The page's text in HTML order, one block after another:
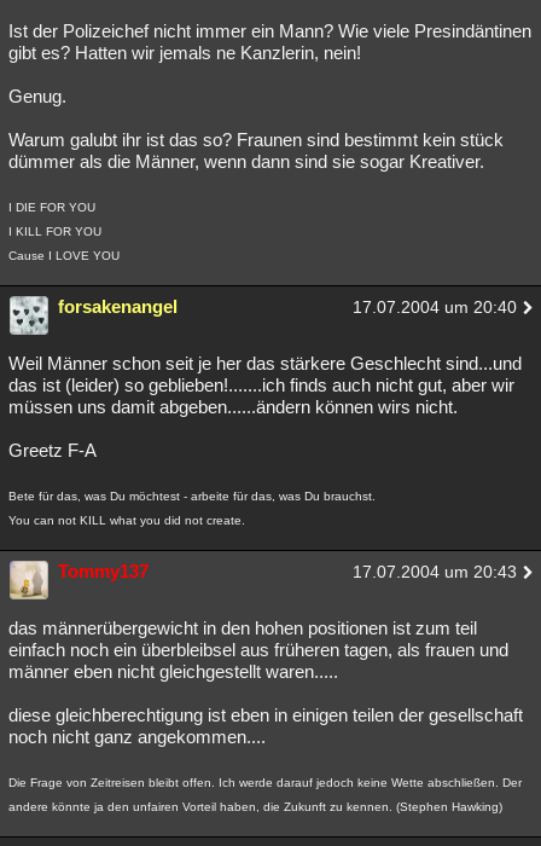
Lesenswert Schlüsselwörter
Ist der Polizeichef nicht immer ein Mann? Wie viele Presindäntinen
gibt es? Hatten wir jemals ne Kanzlerin, nein!
Genug.
Warum galubt ihr ist das so? Fraunen sind bestimmt kein stück
dümmer als die Männer, wenn dann sind sie sogar Kreativer.
I DIE FOR YOU
I KILL FOR YOU
Cause I LOVE YOU
forsakenangel 17.07.2004 um 20:40
Weil Männer schon seit je her das stärkere Geschlecht sind...und
das ist (leider) so geblieben!.......ich finds auch nicht gut, aber wir
müssen uns damit abgeben......ändern können wirs nicht.
Greetz F-A
Bete für das, was Du möchtest - arbeite für das, was Du brauchst.
You can not KILL what you did not create.
Tommy137 17.07.2004 um 20:43
das männerübergewicht in den hohen positionen ist zum teil
einfach noch ein überbleibsel aus früheren tagen, als frauen und
männer eben nicht gleichgestellt waren.....
diese gleichberechtigung ist eben in einigen teilen der gesellschaft
noch nicht ganz angekommen....
Die Frage von Zeitreisen bleibt offen. Ich werde darauf jedoch keine Wette abschließen. Der
andere könnte ja den unfairen Vorteil haben, die Zukunft zu kennen. (Stephen Hawking)